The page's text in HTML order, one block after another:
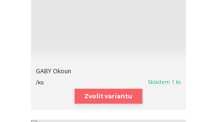
GABY Okoun
/ks Skladem 1 ks
Zvolit variantu